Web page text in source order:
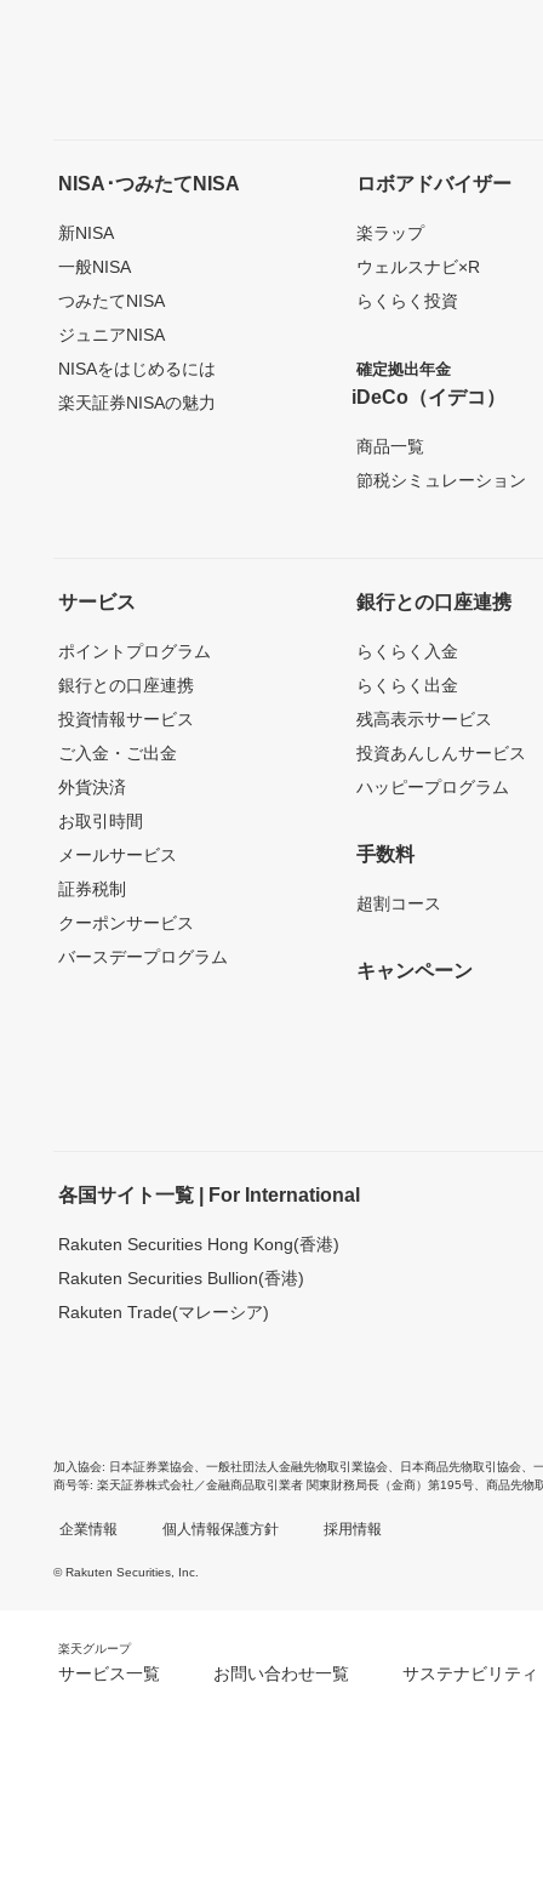
NISA･つみたてNISA
新NISA
一般NISA
つみたてNISA
ジュニアNISA
NISAをはじめるには
楽天証券NISAの魅力
ロボアドバイザー
楽ラップ
ウェルスナビ×R
らくらく投資
確定拠出年金
iDeCo（イデコ）
商品一覧
節税シミュレーション
サービス
ポイントプログラム
銀行との口座連携
投資情報サービス
ご入金・ご出金
外貨決済
お取引時間
メールサービス
証券税制
クーポンサービス
バースデープログラム
銀行との口座連携
らくらく入金
らくらく出金
残高表示サービス
投資あんしんサービス
ハッピープログラム
手数料
超割コース
キャンペーン
各国サイト一覧 | For International
Rakuten Securities Hong Kong(香港)
Rakuten Securities Bullion(香港)
Rakuten Trade(マレーシア)
加入協会 日本証券業協会 一般社団法人金融先物取引業協会 日本商品先物取引協会
商号等 楽天証券株式会社／金融商品取引業者 関東財務局長（金商）第195号、商品先物
企業情報 個人情報保護方針 採用情報
© Rakuten Securities, Inc.
楽天グループ
サービス一覧 お問い合わせ一覧 サステナビリティ